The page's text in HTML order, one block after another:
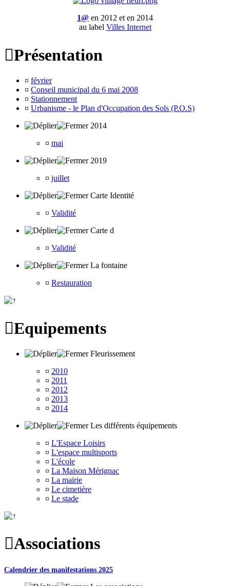
1@ en 2012 et en 2014
au label Villes Internet
Présentation
¤ février
¤ Conseil municipal du 6 mai 2008
¤ Stationnement
¤ Urbanisme - le Plan d'Occupation des Sols (P.O.S)
2014
¤ mai
2019
¤ juillet
Carte Identité
¤ Validité
Carte d
¤ Validité
La fontaine
¤ Restauration
Equipements
Fleurissement
¤ 2010
¤ 2011
¤ 2012
¤ 2013
¤ 2014
Les différents équipements
¤ L'Espace Loisirs
¤ L'espace multisports
¤ L'école
¤ La Maison Mérignac
¤ La mairie
¤ Le cimetière
¤ Le stade
Associations
Calendrier des manifestations 2025